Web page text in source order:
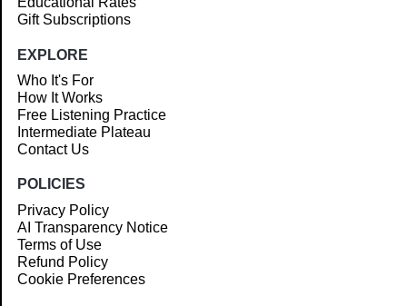
Gift Subscriptions
EXPLORE
Who It's For
How It Works
Free Listening Practice
Intermediate Plateau
Contact Us
POLICIES
Privacy Policy
AI Transparency Notice
Terms of Use
Refund Policy
Cookie Preferences